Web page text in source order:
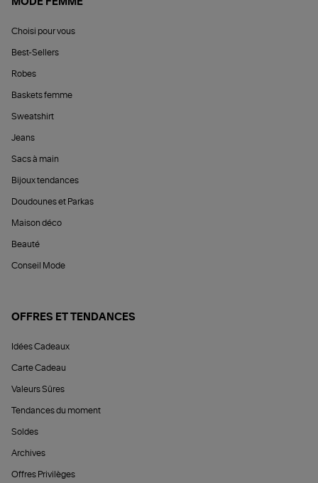
Choisi pour vous
Best-Sellers
Robes
Baskets femme
Sweatshirt
Jeans
Sacs à main
Bijoux tendances
Doudounes et Parkas
Maison déco
Beauté
Conseil Mode
OFFRES ET TENDANCES
Idées Cadeaux
Carte Cadeau
Valeurs Sûres
Tendances du moment
Soldes
Archives
Offres Privilèges